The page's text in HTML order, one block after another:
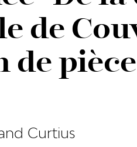
de
de
Curtius